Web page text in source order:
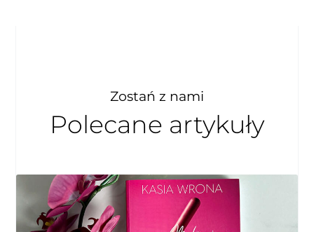
Zostań z nami
Polecane artykuły